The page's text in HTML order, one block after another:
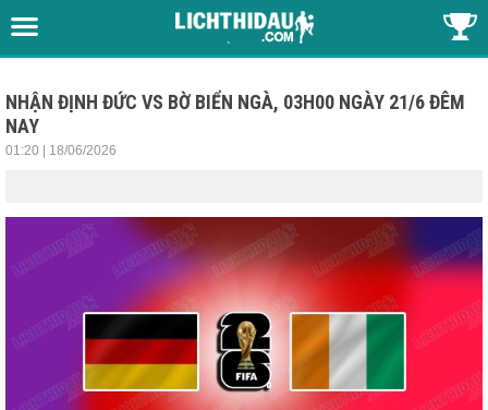
NHẬN ĐỊNH ĐỨC VS BỜ BIỂN NGÀ, 03H00 NGÀY 21/6 ĐÊM
NAY
01:20 | 18/06/2026